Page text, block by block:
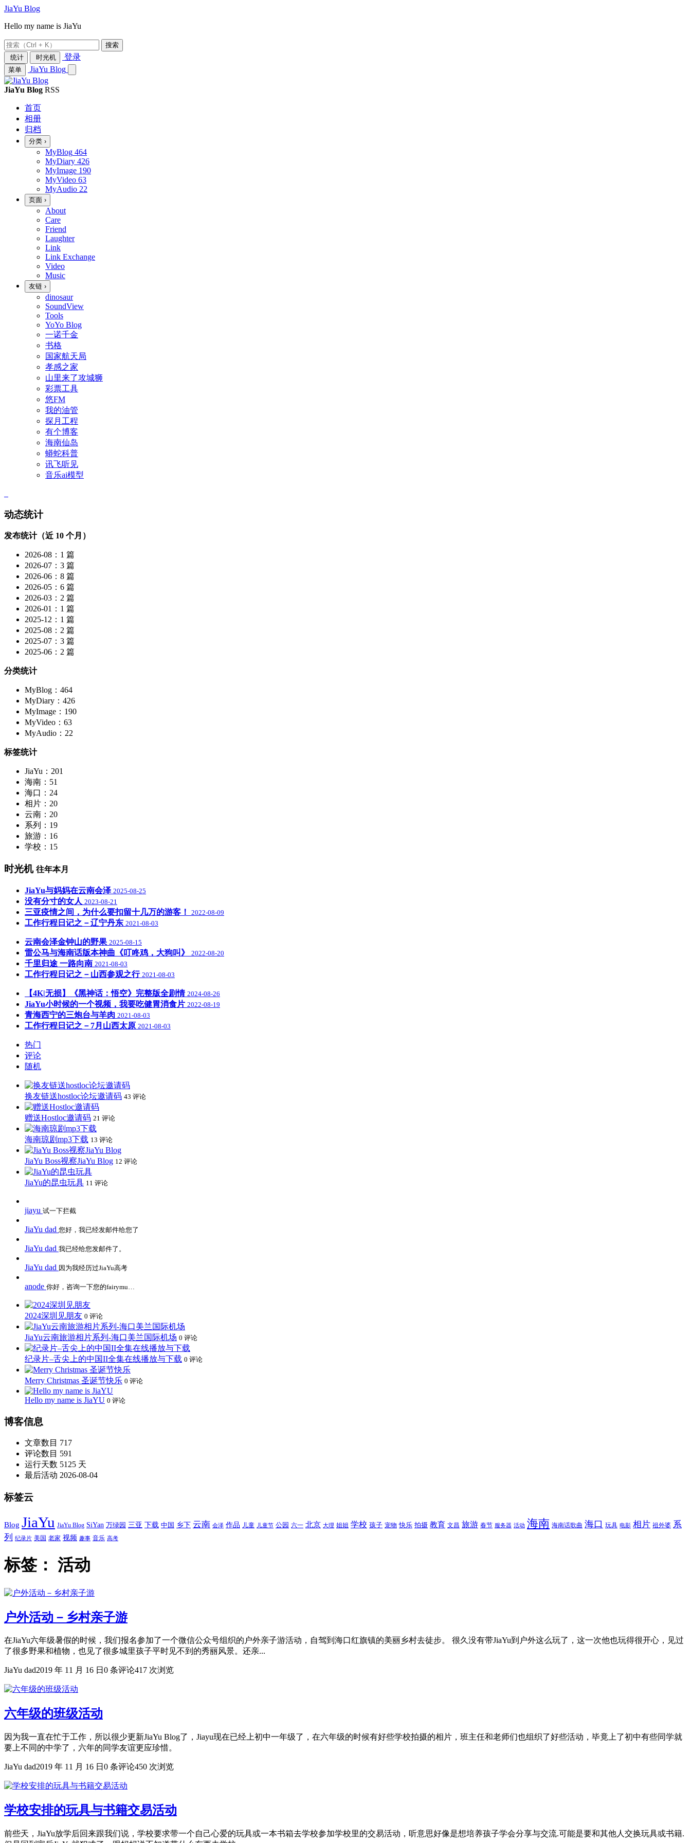
JiaYu Blog
Hello my name is JiaYu
搜索
统计
时光机 登录
菜单 JiaYu Blog
JiaYu Blog RSS
首页
相册
归档
分类 ›
MyBlog 464
MyDiary 426
MyImage 190
MyVideo 63
MyAudio 22
页面 ›
About
Care
Friend
Laughter
Link
Link Exchange
Video
Music
友链 ›
dinosaur
SoundView
Tools
YoYo Blog
一诺千金
书格
国家航天局
孝感之家
山里来了攻城狮
彩票工具
悠FM
我的油管
探月工程
有个博客
海南仙岛
蟒蛇科普
讯飞听见
音乐ai模型
动态统计
发布统计（近 10 个月）
2026-08：1 篇
2026-07：3 篇
2026-06：8 篇
2026-05：6 篇
2026-03：2 篇
2026-01：1 篇
2025-12：1 篇
2025-08：2 篇
2025-07：3 篇
2025-06：2 篇
分类统计
MyBlog：464
MyDiary：426
MyImage：190
MyVideo：63
MyAudio：22
标签统计
JiaYu：201
海南：51
海口：24
相片：20
云南：20
系列：19
旅游：16
学校：15
时光机 往年本月
JiaYu与妈妈在云南会泽 2025-08-25
没有分寸的女人 2023-08-21
三亚疫情之间，为什么要扣留十几万的游客！ 2022-08-09
工作行程日记之－辽宁丹东 2021-08-03
云南会泽金钟山的野果 2025-08-15
雷公马与海南话版本神曲《叮咚鸡，大狗叫》 2022-08-20
千里归途 一路向南 2021-08-03
工作行程日记之－山西参观之行 2021-08-03
【4K|无损】《黑神话：悟空》完整版全剧情 2024-08-26
JiaYu小时候的一个视频，我要吃健胃消食片 2022-08-19
青海西宁的三炮台与羊肉 2021-08-03
工作行程日记之－7月山西太原 2021-08-03
热门
评论
随机
换友链送hostloc论坛邀请码 43 评论
赠送Hostloc邀请码 21 评论
海南琼剧mp3下载 13 评论
JiaYu Boss视察JiaYu Blog 12 评论
JiaYu的昆虫玩具 11 评论
jiayu 试一下拦截
JiaYu dad 您好，我已经发邮件给您了
JiaYu dad 我已经给您发邮件了。
JiaYu dad 因为我经历过JiaYu高考
anode 你好，咨询一下您的fairymu…
2024深圳见朋友 0 评论
JiaYu云南旅游相片系列-海口美兰国际机场 0 评论
纪录片–舌尖上的中国II全集在线播放与下载 0 评论
Merry Christmas 圣诞节快乐 0 评论
Hello my name is JiaYU 0 评论
博客信息
文章数目 717
评论数目 591
运行天数 5125 天
最后活动 2026-08-04
标签云
Blog JiaYu JiaYu Blog SiYan 万绿园 三亚 下载 中国 乡下 云南 会泽 作品 儿童 儿童节 公园 六一 北京 大理 姐姐 学校 孩子 宠物 快乐 拍摄 教育 文昌 旅游 春节 服务器 活动 海南 海南话歌曲 海口 玩具 电影 相片 祖外婆 系
列
纪录片 美国 老家 视频 趣事 音乐 高考
标签： 活动
户外活动－乡村亲子游
在JiaYu六年级暑假的时候，我们报名参加了一个微信公众号组织的户外亲子游活动，自驾到海口红旗镇的美丽乡村去徒步。 很久没有带JiaYu到户外这么玩了，这一次他也玩得很开心，见过
了很多野果和植物，也见了很多城里孩子平时见不到的秀丽风景。还亲...
JiaYu dad2019 年 11 月 16 日 0 条评论417 次浏览
六年级的班级活动
因为我一直在忙于工作，所以很少更新JiaYu Blog了，Jiayu现在已经上初中一年级了，在六年级的时候有好些学校拍摄的相片，班主任和老师们也组织了好些活动，毕竟上了初中有些同学就
要上不同的中学了，六年的同学友谊更应珍惜。
JiaYu dad2019 年 11 月 16 日 0 条评论450 次浏览
学校安排的玩具与书籍交易活动
前些天，JiaYu放学后回来跟我们说，学校要求带一个自己心爱的玩具或一本书箱去学校参加学校里的交易活动，听意思好像是想培养孩子学会分享与交流.可能是要和其他人交换玩具或书籍.